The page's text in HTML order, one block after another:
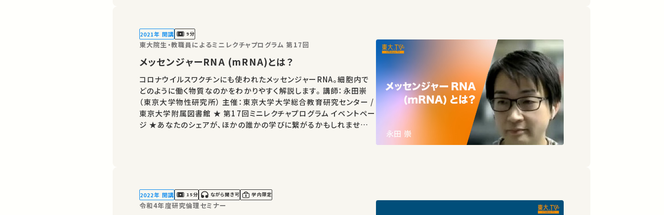
2021年 開講 9分
東大院生・教職員によるミニレクチャプログラム 第17回
メッセンジャーRNA (mRNA)とは？
コロナウイルスワクチンにも使われたメッセンジャーRNA。細胞内で
どのように働く物質なのかをわかりやすく解説します。 講師：永田崇
（東京大学物性研究所） 主催：東京大学大学総合教育研究センター /
東京大学附属図書館 ★ 第17回ミニレクチャプログラム イベントペー
ジ ★あなたのシェアが、ほかの誰かの学びに繋がるかもしれません。
2022年 開講 15分 ながら聞き可 学内限定
令和4年度研究倫理セミナー